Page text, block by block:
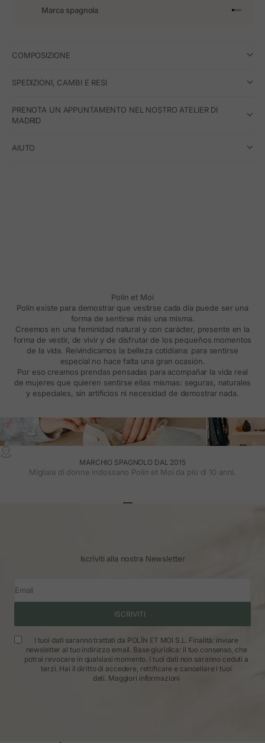
Marca spagnola Vai
Vai
Vai
Vai
COMPOSIZIONE
SPEDIZIONI, CAMBI E RESI
PRENOTA UN APPUNTAMENTO NEL NOSTRO ATELIER DI
MADRID
AIUTO
Polín et Moi
Polín existe para demostrar que vestirse cada día puede ser una
forma de sentirse más una misma.
Creemos en una feminidad natural y con carácter, presente en la
forma de vestir, de vivir y de disfrutar de los pequeños momentos
de la vida. Reivindicamos la belleza cotidiana: para sentirse
especial no hace falta una gran ocasión.
Por eso creamos prendas pensadas para acompañar la vida real
de mujeres que quieren sentirse ellas mismas: seguras, naturales
y especiales, sin artificios ni necesidad de demostrar nada.
MARCHIO SPAGNOLO DAL 2015
Migliaia di donne indossano Polin et Moi da più di 10 anni.
Iscriviti alla nostra Newsletter
Email
ISCRIVITI
I tuoi dati saranno trattati da POLÍN ET MOI S.L. Finalità: inviare
newsletter al tuo indirizzo email. Base giuridica: il tuo consenso, che
potrai revocare in qualsiasi momento. I tuoi dati non saranno ceduti a
terzi. Hai il diritto di accedere, rettificare e cancellare i tuoi
dati. Maggiori informazioni